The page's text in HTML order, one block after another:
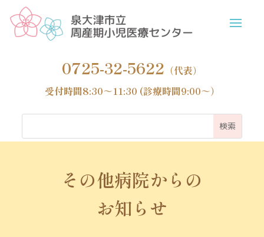
0725-32-5622 （代表）
受付時間8:30～11:30 (診療時間9:00～）
その他病院からの
お知らせ